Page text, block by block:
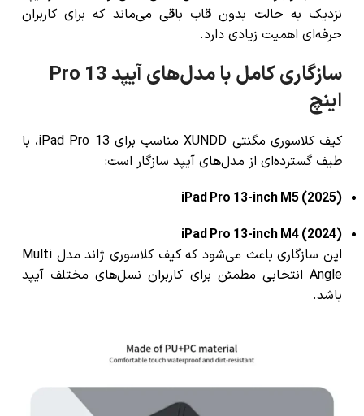
نزدیک به حالت بدون قاب باقی می‌ماند که برای کاربران
حرفه‌ای اهمیت زیادی دارد.
سازگاری کامل با مدل‌های آیپد Pro 13
اینچ
کیف کلاسوری مگنتی XUNDD مناسب برای iPad Pro 13، با
طیف گسترده‌ای از مدل‌های آیپد سازگار است:
iPad Pro 13-inch M5 (2025)
iPad Pro 13-inch M4 (2024)
این سازگاری باعث می‌شود که کیف کلاسوری ژاند مدل Multi
Angle انتخابی مطمئن برای کاربران نسل‌های مختلف آیپد
باشد.